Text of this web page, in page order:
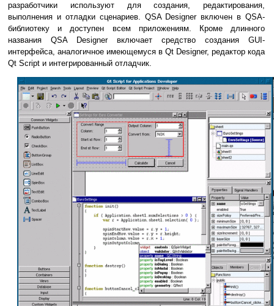
разработчики используют для создания, редактирования,
выполнения и отладки сценариев. QSA Designer включен в QSA-
библиотеку и доступен всем приложениям. Кроме длинного
названия QSA Designer включает средство создания GUI-
интерфейса, аналогичное имеющемуся в Qt Designer, редактор кода
Qt Script и интегрированный отладчик.